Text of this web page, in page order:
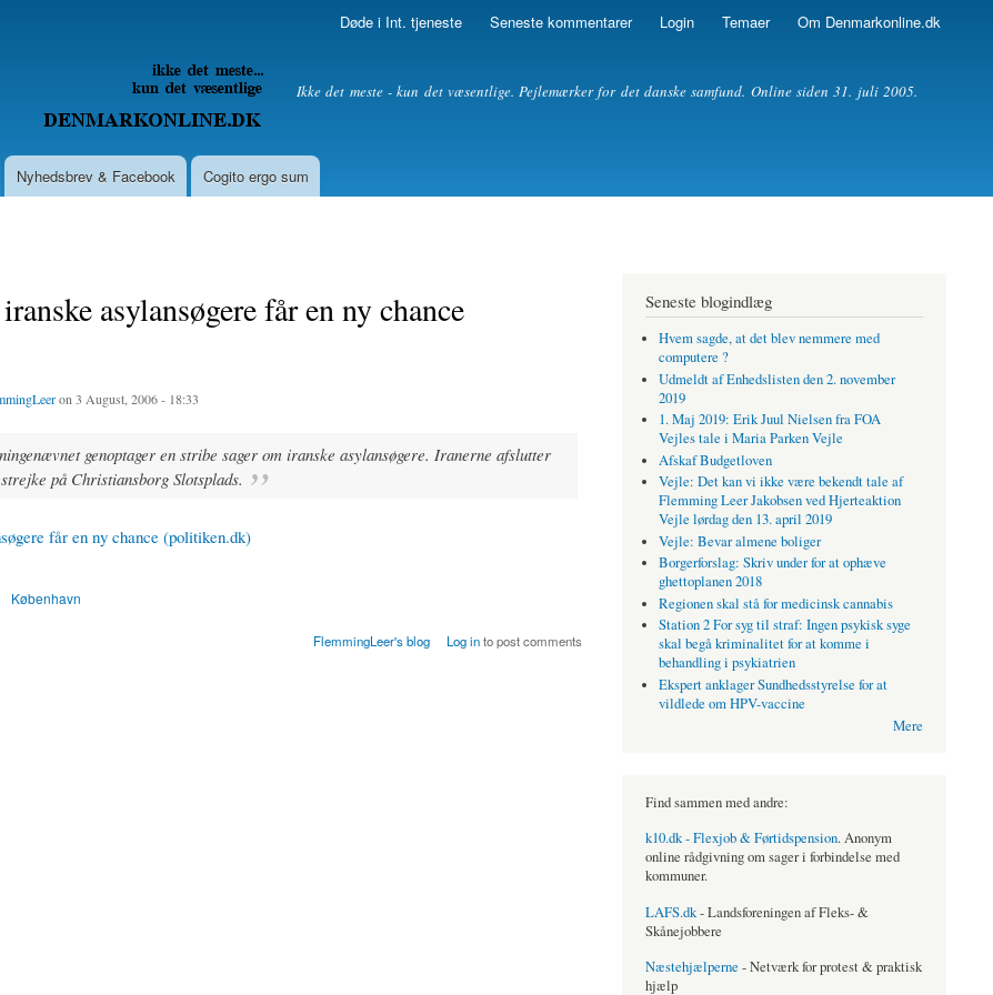
content
Døde i Int. tjeneste Seneste kommentarer Login Temaer Om Denmarkonline.dk
Ikke det meste - kun det væsentlige. Pejlemærker for det danske samfund. Online siden 31. juli 2005.
Nyhedsbrev & Facebook Cogito ergo sum
asylansøgere får en ny chance
on 3 August, 2006 - 18:33
genoptager en stribe sager om iranske asylansøgere. Iranerne afslutter
på Christiansborg Slotsplads.
får en ny chance (politiken.dk)
København
FlemmingLeer's blog Log into post comments
Seneste blogindlæg
Hvem sagde, at det blev nemmere med
computere ?
Udmeldt af Enhedslisten den 2. november
2019
1. Maj 2019: Erik Juul Nielsen fra FOA
Vejles tale i Maria Parken Vejle
Afskaf Budgetloven
Vejle: Det kan vi ikke være bekendt tale af
Flemming Leer Jakobsen ved Hjerteaktion
Vejle lørdag den 13. april 2019
Vejle: Bevar almene boliger
Borgerforslag: Skriv under for at ophæve
ghettoplanen 2018
Regionen skal stå for medicinsk cannabis
Station 2 For syg til straf: Ingen psykisk syge
skal begå kriminalitet for at komme i
behandling i psykiatrien
Ekspert anklager Sundhedsstyrelse for at
vildlede om HPV-vaccine
Mere
Find sammen med andre:
k10.dk - Flexjob & Førtidspension. Anonym
online rådgivning om sager i forbindelse med
kommuner.
LAFS.dk- Landsforeningen af Fleks- &
Skånejobbere
Næstehjælperne - Netværk for protest & praktisk
hjælp